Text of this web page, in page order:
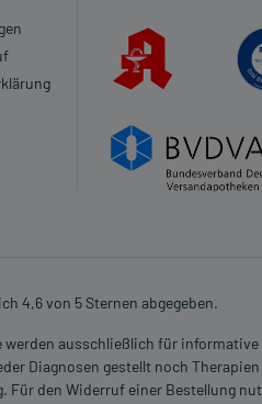
4,6 von 5 Sternen abgegeben.
ausschließlich für
Diagnosen gestellt noch
den Widerruf einer Bestellung